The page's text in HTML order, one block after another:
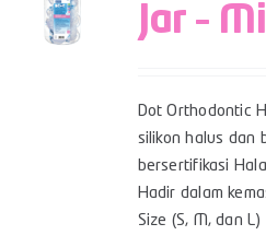
Jar –
Dot Orthodontic
silikon halus dan
bersertifikasi
Hadir dalam
Size (S, M, dan L)